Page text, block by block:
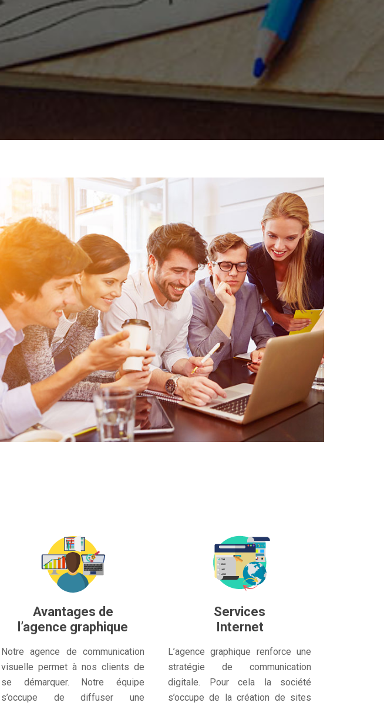
Avantages de
l’agence graphique
Notre agence de communication
visuelle permet à nos clients de
se démarquer. Notre équipe
s’occupe de diffuser une
Services
Internet
L’agence graphique renforce une
stratégie de communication
digitale. Pour cela la société
s’occupe de la création de sites